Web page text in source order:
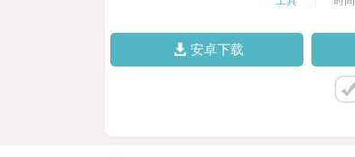
安卓下载